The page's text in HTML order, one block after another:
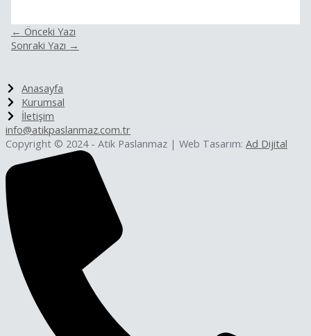
← Önceki Yazı
Sonraki Yazı →
Anasayfa
Kurumsal
İletişim
info@atikpaslanmaz.com.tr
Copyright © 2024 - Atik Paslanmaz | Web Tasarım: Ad Dijital